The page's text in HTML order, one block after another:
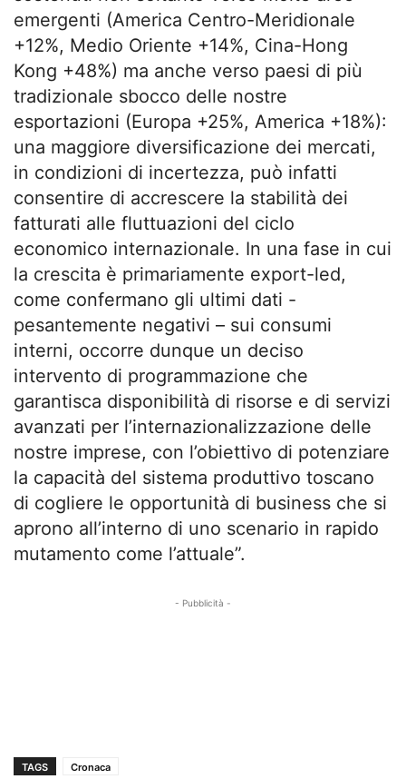
emergenti (America Centro-Meridionale
+12%, Medio Oriente +14%, Cina-Hong
Kong +48%) ma anche verso paesi di più
tradizionale sbocco delle nostre
esportazioni (Europa +25%, America +18%):
una maggiore diversificazione dei mercati,
in condizioni di incertezza, può infatti
consentire di accrescere la stabilità dei
fatturati alle fluttuazioni del ciclo
economico internazionale. In una fase in cui
la crescita è primariamente export-led,
come confermano gli ultimi dati -
pesantemente negativi – sui consumi
interni, occorre dunque un deciso
intervento di programmazione che
garantisca disponibilità di risorse e di servizi
avanzati per l’internazionalizzazione delle
nostre imprese, con l’obiettivo di potenziare
la capacità del sistema produttivo toscano
di cogliere le opportunità di business che si
aprono all’interno di uno scenario in rapido
mutamento come l’attuale”.
- Pubblicità -
TAGS Cronaca